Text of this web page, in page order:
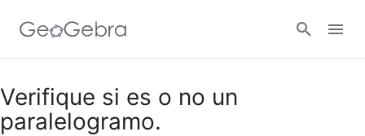
Google Classroom
Verifique si es o no un
paralelogramo.